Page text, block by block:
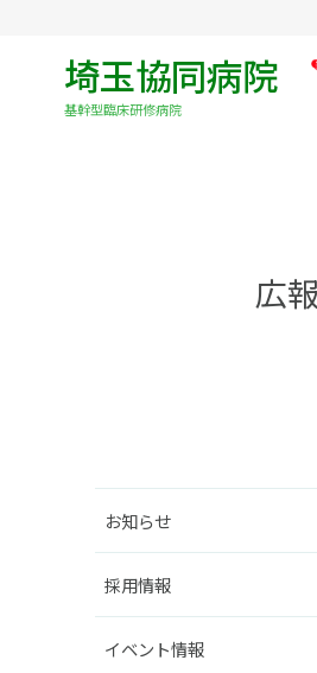
埼玉協同病院
基幹型臨床研修病院
広
お知らせ
採用情報
イベント情報